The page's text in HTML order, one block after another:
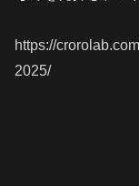
https://
2025/